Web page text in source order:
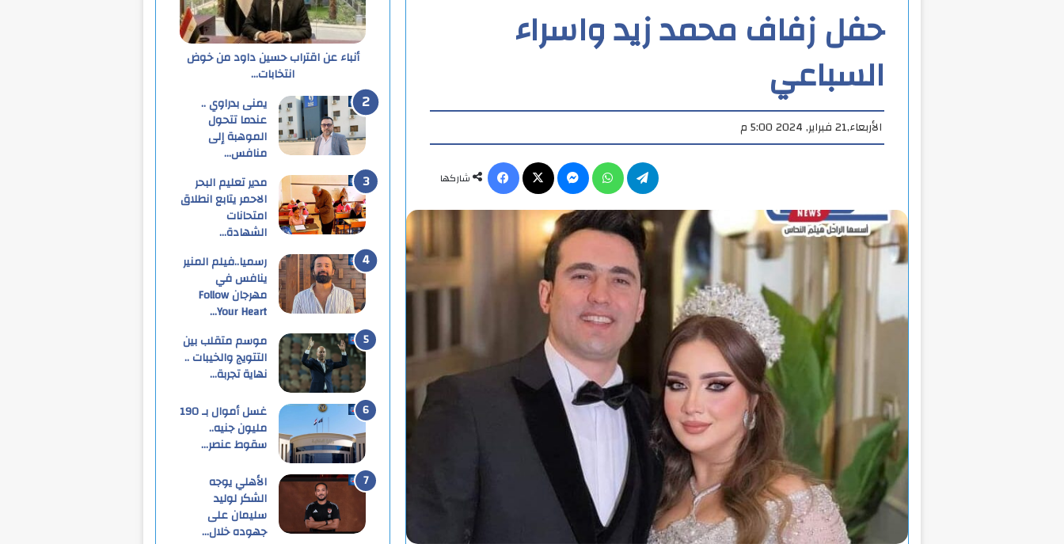
حفل زفاف محمد زيد واسراء
السباعي
الأربعاء,21 فبراير, 2024 5:00 م
شاركها
ماسنجر واتساب تيلقرام
أنباء عن اقتراب حسين داود من خوض
انتخابات…
يمنى بدراوي ..
عندما تتحول
الموهبة إلى
منافس…
مدير تعليم البحر
الاحمر يتابع انطلاق
امتحانات
الشهادة…
رسميا..فيلم المنير
ينافس في
مهرجان Follow
Your Heart…
موسم متقلب بين
التتويج والخيبات ..
نهاية تجربة…
غسل أموال بـ 190
مليون جنيه..
سقوط عنصر…
الأهلي يوجه
الشكر لوليد
سليمان على
جهوده خلال…